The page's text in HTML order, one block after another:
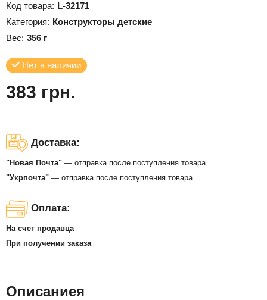
Код товара: L-32171
Категория: Конструкторы детские
Вес: 356 г
Нет в наличии
383 грн.
Доставка:
"Новая Почта" — отправка после поступления товара
"Укрпочта" — отправка после поступления товара
Оплата:
На счет продавца
При получении заказа
Описаниея